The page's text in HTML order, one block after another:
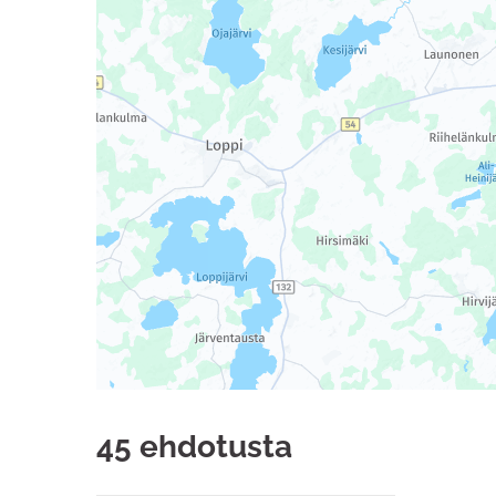
45 ehdotusta